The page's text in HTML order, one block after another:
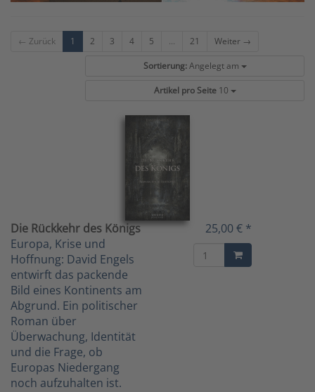
← Zurück 1 2 3 4 5 ... 21 Weiter →
Sortierung: Angelegt am
Artikel pro Seite 10
Die Rückkehr des Königs
Europa, Krise und
Hoffnung: David Engels
entwirft das packende
Bild eines Kontinents am
Abgrund. Ein politischer
Roman über
Überwachung, Identität
und die Frage, ob
Europas Niedergang
noch aufzuhalten ist.
25,00 € *